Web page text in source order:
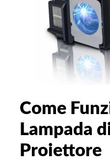
Come
Lampada
Proiettore